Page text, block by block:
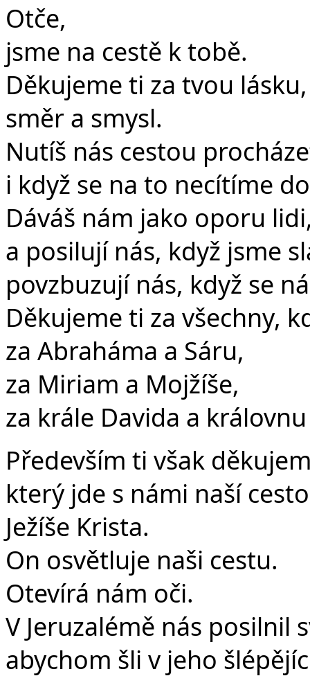
Otče,
jsme na cestě k tobě.
Děkujeme ti za tvou
směr a smysl.
Nutíš nás cestou
i když se na to necítíme
Dáváš nám jako oporu
a posilují nás, když jsme
povzbuzují nás, když se
Děkujeme ti za všechny,
za Abraháma a Sáru,
za Miriam a Mojžíše,
za krále Davida a královnu
Především ti však
který jde s námi naší
Ježíše Krista.
On osvětluje naši cestu.
Otevírá nám oči.
V Jeruzalémě nás posilnil
abychom šli v jeho